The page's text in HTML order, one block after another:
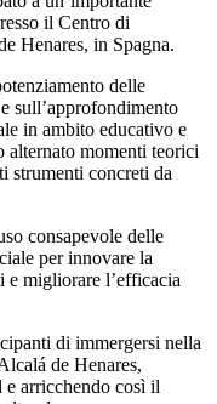
il Centro di
Henares, in Spagna.
delle
sull’approfondimento
in ambito educativo e
alternato momenti teorici
strumenti concreti da
consapevole delle
per innovare la
e migliorare l’efficacia
di immergersi nella
de Henares,
arricchendo così il